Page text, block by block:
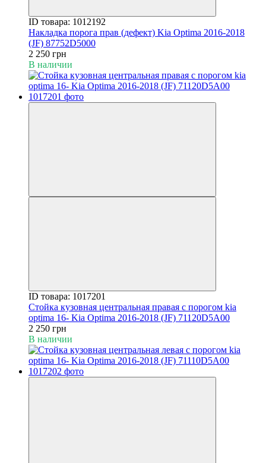
ID товара: 1012192
Накладка порога прав (дефект) Kia Optima 2016-2018
(JF) 87752D5000
2 250 грн
В наличии
ID товара: 1017201
Стойка кузовная центральная правая с порогом kia
optima 16- Kia Optima 2016-2018 (JF) 71120D5A00
2 250 грн
В наличии